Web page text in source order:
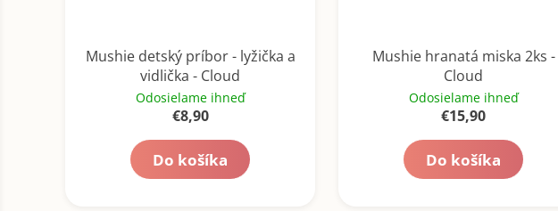
Mushie detský príbor - lyžička a
vidlička - Cloud
Odosielame ihneď
€8,90
Do košíka
Mushie hranatá miska 2ks -
Cloud
Odosielame ihneď
€15,90
Do košíka